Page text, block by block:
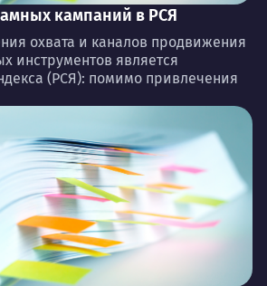
кампаний в РСЯ
охвата и каналов продвижения
инструментов является
(РСЯ): помимо привлечения